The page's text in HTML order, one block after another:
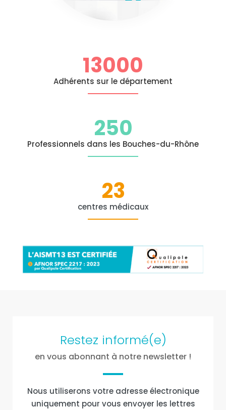
13000
Adhérents sur le département
250
Professionnels dans les Bouches-du-Rhône
23
centres médicaux
Restez informé(e)
en vous abonnant à notre newsletter !
Nous utiliserons votre adresse électronique
uniquement pour vous envoyer les lettres